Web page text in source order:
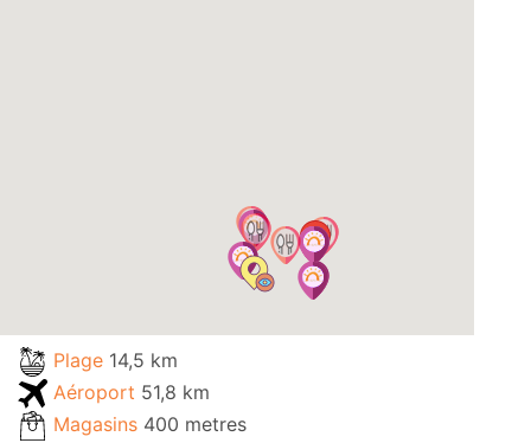
Plage 14,5 km
Aéroport 51,8 km
Magasins 400 metres